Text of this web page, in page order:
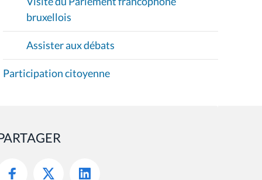
bruxellois
Assister aux débats
Participation citoyenne